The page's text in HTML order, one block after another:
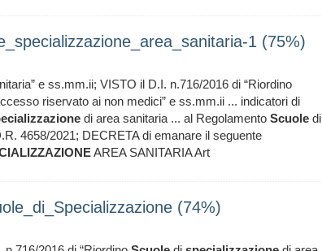
1 (75%)
e ss.mm.ii; VISTO il D.I. n.716/2016 di “Riordino
riservato ai non medici” e ss.mm.ii ... indicatori di
di area sanitaria ... al Regolamento Scuole di
4658/2021; DECRETA di emanare il seguente
AREA SANITARIA Art
(74%)